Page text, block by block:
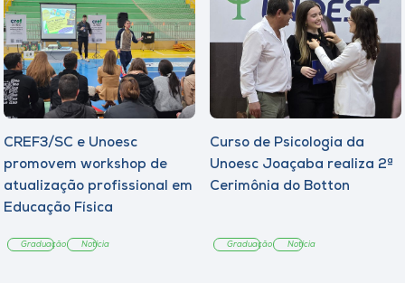
CREF3/SC e Unoesc
promovem workshop de
atualização profissional em
Educação Física
Graduação Notícia
Curso de Psicologia da
Unoesc Joaçaba realiza 2ª
Cerimônia do Botton
Graduação Notícia